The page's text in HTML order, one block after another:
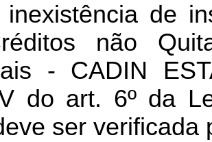
de
não
- CADIN
do art. 6º da
ser verificada